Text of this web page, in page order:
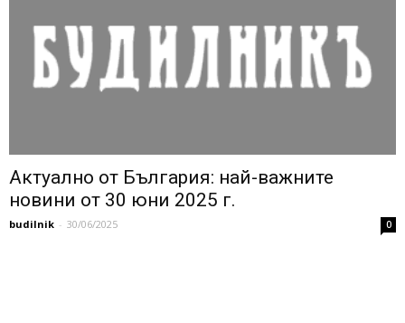
Актуално от България: най-важните
новини от 30 юни 2025 г.
budilnik - 30/06/2025 0